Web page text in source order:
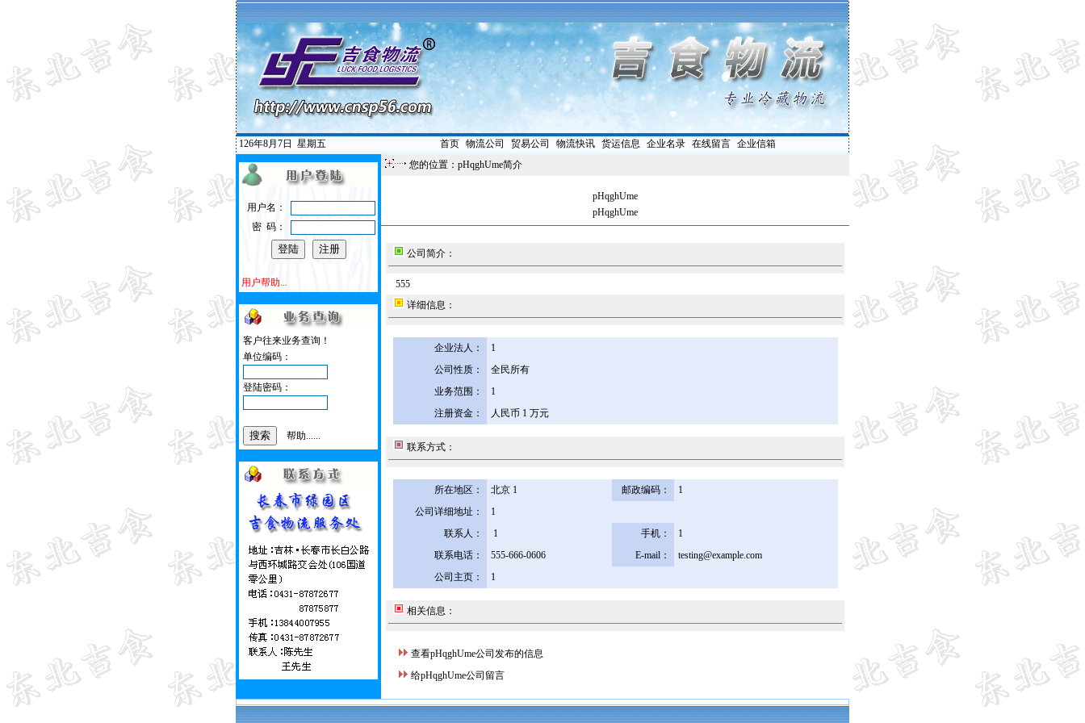
126年8月7日 星期五 首页| 物流公司 贸易公司 物流快讯| 货运信息 企业名录| 在线留言| 企业信箱
用户名：
密 码：
用户帮助...
客户往来业务查询！
单位编码：
登陆密码：
帮助......
您的位置：pHqghUme简介
pHqghUme
pHqghUme
公司简介：
555
详细信息：
企业法人：
1
公司性质：
全民所有
业务范围：
1
注册资金：
人民币 1 万元
联系方式：
所在地区： 北京 1 邮政编码：
1
公司详细地址：
1
联系人：
1 手机：
1
联系电话：
555-666-0606 E-mail：
testing@example.com
公司主页：
1
相关信息：
查看pHqghUme公司发布的信息
给pHqghUme公司留言